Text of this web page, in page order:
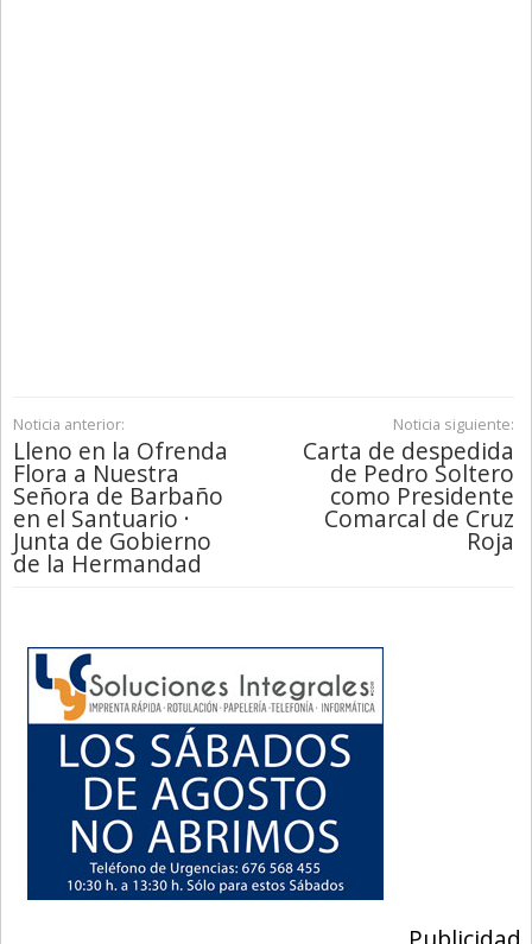
Noticia anterior:
Lleno en la Ofrenda
Flora a Nuestra
Señora de Barbaño
en el Santuario ·
Junta de Gobierno
de la Hermandad
Noticia siguiente:
Carta de despedida
de Pedro Soltero
como Presidente
Comarcal de Cruz
Roja